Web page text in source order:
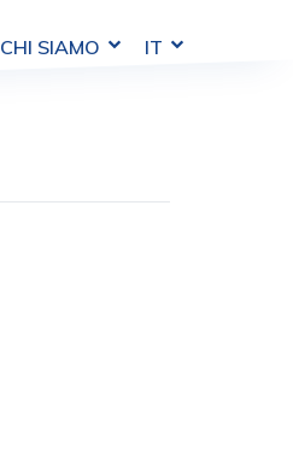
CHI SIAMO IT